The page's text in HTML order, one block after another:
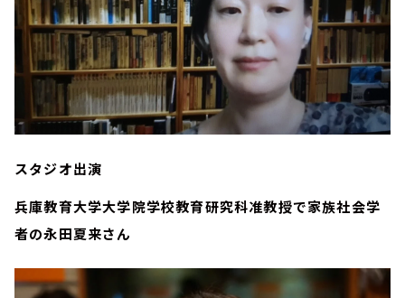
スタジオ出演
兵庫教育大学大学院学校教育研究科准教授で家族社会学
者の永田夏来さん